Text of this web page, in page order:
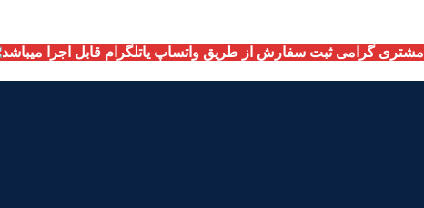
مشتری گرامی ثبت سفارش از طریق واتساپ یاتلگرام قابل اجرا میباشد